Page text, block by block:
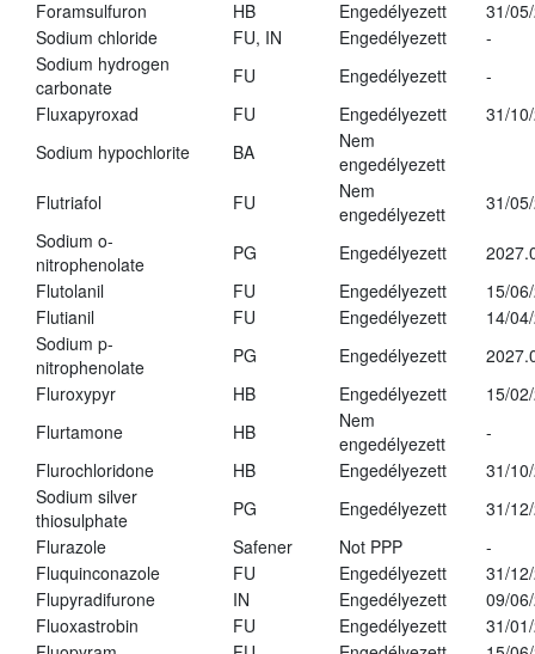
Foramsulfuron
HB Engedélyezett
31/
Sodium chloride
FU, IN Engedélyezett
-
Sodium hydrogen
carbonate
FU Engedélyezett
-
Fluxapyroxad
FU Engedélyezett
31/
Sodium hypochlorite
BA
Nem
engedélyezett
Flutriafol
FU
Nem
engedélyezett
31/
Sodium o-
nitrophenolate
PG Engedélyezett
Flutolanil
FU Engedélyezett
15/
Flutianil
FU Engedélyezett
14/
Sodium p-
nitrophenolate
PG Engedélyezett
Fluroxypyr
HB Engedélyezett
15/
Flurtamone
HB
Nem
engedélyezett
-
Flurochloridone
HB Engedélyezett
31/
Sodium silver
thiosulphate
PG Engedélyezett
31/
Flurazole
Safener Not PPP
-
Fluquinconazole
FU Engedélyezett
31/
Flupyradifurone
IN Engedélyezett
09/
Fluoxastrobin
FU Engedélyezett
31/